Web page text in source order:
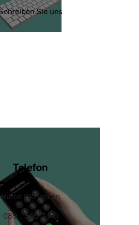
Sie uns
Telefon
Rufen Sie uns an
089 - 800 74-0